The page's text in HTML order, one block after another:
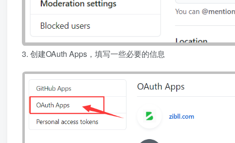
3. 创建OAuth Apps，填写一些必要的信息